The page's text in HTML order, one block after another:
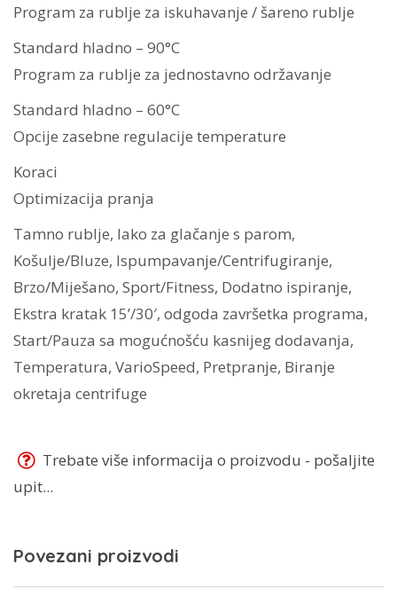
Program za rublje za iskuhavanje / šareno rublje
Standard hladno – 90°C
Program za rublje za jednostavno održavanje
Standard hladno – 60°C
Opcije zasebne regulacije temperature
Koraci
Optimizacija pranja
Tamno rublje, lako za glačanje s parom,
Košulje/Bluze, Ispumpavanje/Centrifugiranje,
Brzo/Miješano, Sport/Fitness, Dodatno ispiranje,
Ekstra kratak 15’/30′, odgoda završetka programa,
Start/Pauza sa mogućnošću kasnijeg dodavanja,
Temperatura, VarioSpeed, Pretpranje, Biranje
okretaja centrifuge
Trebate više informacija o proizvodu - pošaljite
upit...
Povezani proizvodi